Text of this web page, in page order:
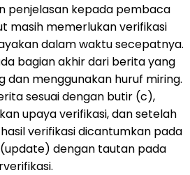
penjelasan kepada pembaca
masih memerlukan verifikasi
dalam waktu secepatnya.
bagian akhir dari berita yang
dan menggunakan huruf miring.
sesuai dengan butir (c),
upaya verifikasi, dan setelah
verifikasi dicantumkan pada
dengan tautan pada